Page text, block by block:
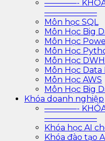
————- KHÓA
——————–
Môn học SQL
Môn Học Big
Môn Học
Môn Học
Môn Học
Môn Học Data
Môn Học AWS
Môn Học Big
Khóa doanh nghiệp
————- KHÓA
——————–
Khóa học AI
Khóa đào tạo